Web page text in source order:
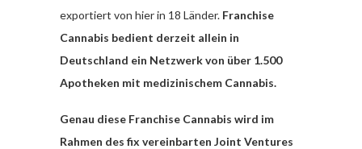
exportiert von hier in 18 Länder. Franchise
Cannabis bedient derzeit allein in
Deutschland ein Netzwerk von über 1.500
Apotheken mit medizinischem Cannabis.
Genau diese Franchise Cannabis wird im
Rahmen des fix vereinbarten Joint Ventures